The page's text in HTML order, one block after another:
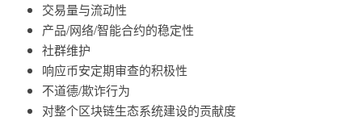
交易量与流动性
产品/网络/智能合约的稳定性
社群维护
响应币安定期审查的积极性
不道德/欺诈行为
对整个区块链生态系统建设的贡献度